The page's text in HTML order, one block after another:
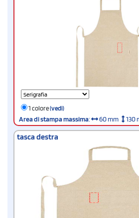
1 colore(vedi)
Area di stampa massima: 60 mm 130
tasca destra